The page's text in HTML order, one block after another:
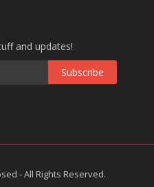
and updates!
Subscribe
- All Rights Reserved.